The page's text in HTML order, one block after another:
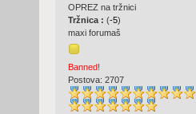
OPREZ na tržnici
Tržnica : (-5)
maxi forumaš
Banned!
Postova: 2707